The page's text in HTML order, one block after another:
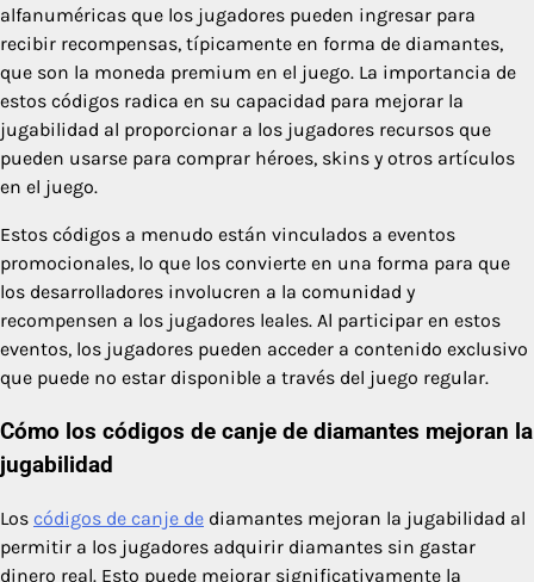
alfanuméricas que los jugadores pueden ingresar para
recibir recompensas, típicamente en forma de diamantes,
que son la moneda premium en el juego. La importancia de
estos códigos radica en su capacidad para mejorar la
jugabilidad al proporcionar a los jugadores recursos que
pueden usarse para comprar héroes, skins y otros artículos
en el juego.
Estos códigos a menudo están vinculados a eventos
promocionales, lo que los convierte en una forma para que
los desarrolladores involucren a la comunidad y
recompensen a los jugadores leales. Al participar en estos
eventos, los jugadores pueden acceder a contenido exclusivo
que puede no estar disponible a través del juego regular.
Cómo los códigos de canje de diamantes mejoran la
jugabilidad
Los códigos de canje de diamantes mejoran la jugabilidad al
permitir a los jugadores adquirir diamantes sin gastar
dinero real. Esto puede mejorar significativamente la